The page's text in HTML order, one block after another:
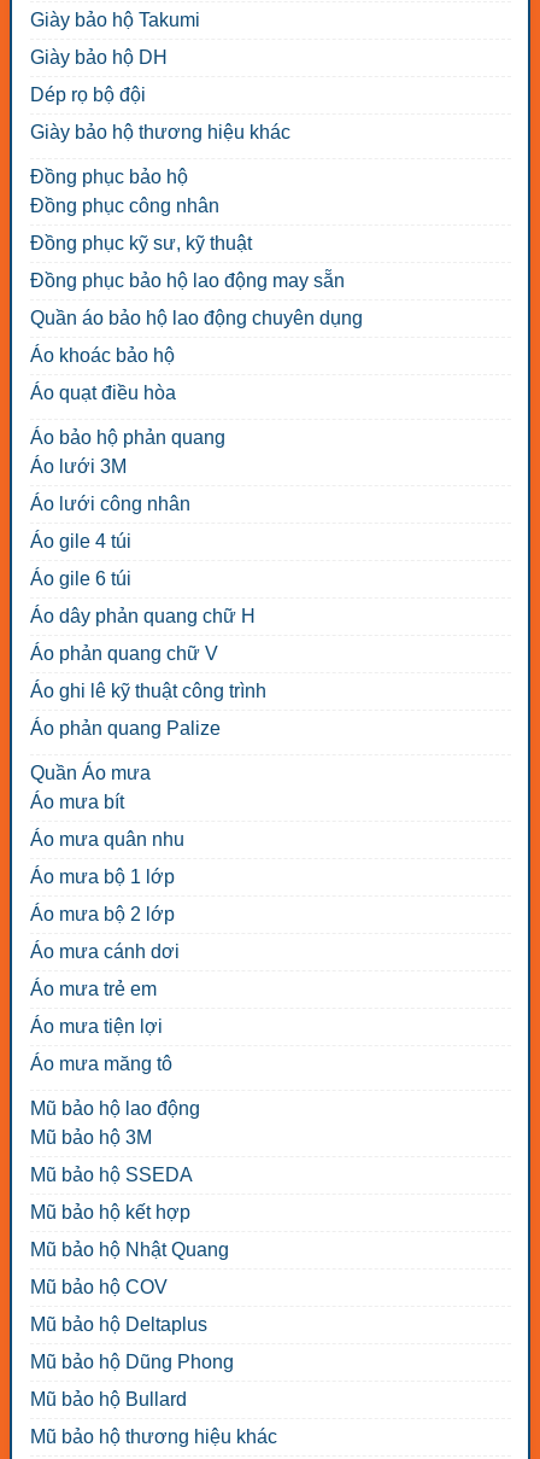
Giày bảo hộ Takumi
Giày bảo hộ DH
Dép rọ bộ đội
Giày bảo hộ thương hiệu khác
Đồng phục bảo hộ
Đồng phục công nhân
Đồng phục kỹ sư, kỹ thuật
Đồng phục bảo hộ lao động may sẵn
Quần áo bảo hộ lao động chuyên dụng
Áo khoác bảo hộ
Áo quạt điều hòa
Áo bảo hộ phản quang
Áo lưới 3M
Áo lưới công nhân
Áo gile 4 túi
Áo gile 6 túi
Áo dây phản quang chữ H
Áo phản quang chữ V
Áo ghi lê kỹ thuật công trình
Áo phản quang Palize
Quần Áo mưa
Áo mưa bít
Áo mưa quân nhu
Áo mưa bộ 1 lớp
Áo mưa bộ 2 lớp
Áo mưa cánh dơi
Áo mưa trẻ em
Áo mưa tiện lợi
Áo mưa măng tô
Mũ bảo hộ lao động
Mũ bảo hộ 3M
Mũ bảo hộ SSEDA
Mũ bảo hộ kết hợp
Mũ bảo hộ Nhật Quang
Mũ bảo hộ COV
Mũ bảo hộ Deltaplus
Mũ bảo hộ Dũng Phong
Mũ bảo hộ Bullard
Mũ bảo hộ thương hiệu khác